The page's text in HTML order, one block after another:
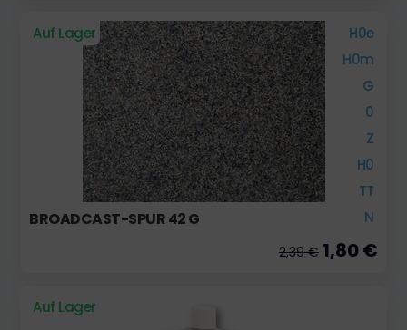
Auf Lager
H0e
H0m
G
0
Z
H0
TT
N
BROADCAST-SPUR 42 G
2,39 € 1,80 €
Auf Lager